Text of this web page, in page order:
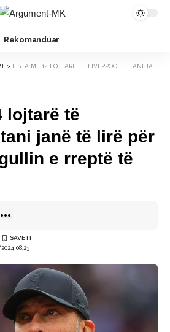
Rekomanduar
> LISTA ME 14 LOJTARË TË LIVERPOOLIT TANI JANË TË LIRË PËR TË THYER RREGULLIN E RREPTË TË KLOPP
lojtarë të
janë të lirë për
e rreptë të
08:23